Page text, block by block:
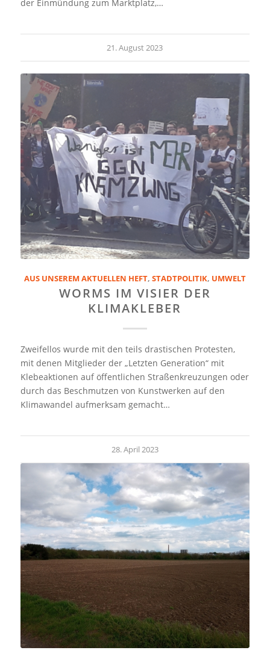
der Einmündung zum Marktplatz,…
21. August 2023
AUS UNSEREM AKTUELLEN HEFT, STADTPOLITIK, UMWELT
WORMS IM VISIER DER
KLIMAKLEBER
Zweifellos wurde mit den teils drastischen Protesten,
mit denen Mitglieder der „Letzten Generation“ mit
Klebeaktionen auf öffentlichen Straßenkreuzungen oder
durch das Beschmutzen von Kunstwerken auf den
Klimawandel aufmerksam gemacht…
28. April 2023